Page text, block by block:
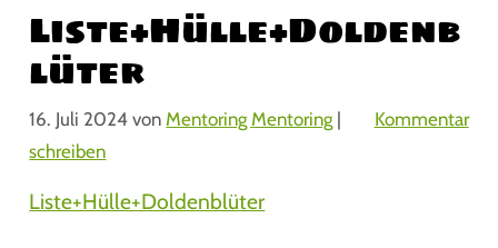
Liste+Hülle+Doldenb
lüter
16. Juli 2024 von Mentoring Mentoring |
Kommentar
schreiben
Liste+Hülle+Doldenblüter